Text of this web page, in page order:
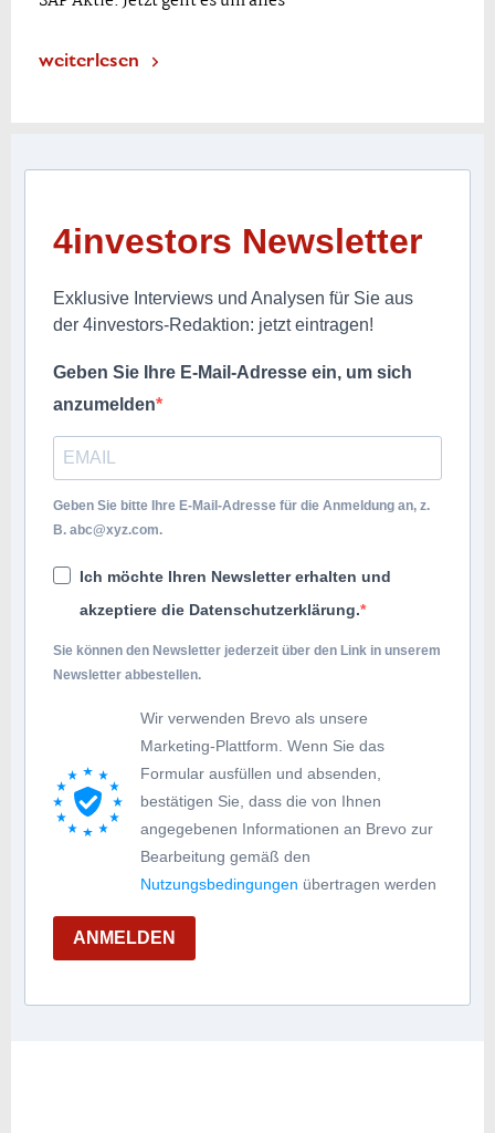
weiterlesen
4investors Newsletter
Exklusive Interviews und Analysen für Sie aus
der 4investors-Redaktion: jetzt eintragen!
Geben Sie Ihre E-Mail-Adresse ein, um sich
anzumelden
Geben Sie bitte Ihre E-Mail-Adresse für die Anmeldung an, z.
B. abc@xyz.com.
Ich möchte Ihren Newsletter erhalten und
akzeptiere die Datenschutzerklärung.
Sie können den Newsletter jederzeit über den Link in unserem
Newsletter abbestellen.
Wir verwenden Brevo als unsere
Marketing-Plattform. Wenn Sie das
Formular ausfüllen und absenden,
bestätigen Sie, dass die von Ihnen
angegebenen Informationen an Brevo zur
Bearbeitung gemäß den
Nutzungsbedingungen übertragen werden
ANMELDEN